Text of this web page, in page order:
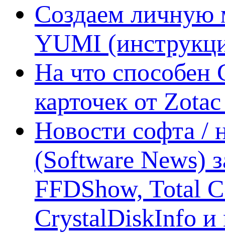
Создаем личную
YUMI
На что способен
карточек от
Новости софта /
(Software News)
FFDShow, Total
CrystalDiskInfo и